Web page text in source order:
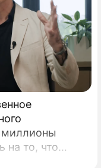
миллионы
на то, что